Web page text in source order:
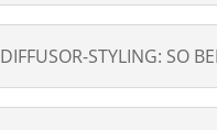
DIFFUSOR-STYLING: SO